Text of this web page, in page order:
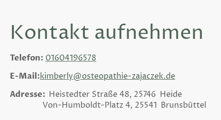
Kontakt aufnehmen
Telefon: 01604196578
E-Mail:kimberly@osteopathie-zajaczek.de
Adresse: Heistedter Straße 48, 25746 Heide
Von-Humboldt-Platz 4, 25541 Brunsbüttel